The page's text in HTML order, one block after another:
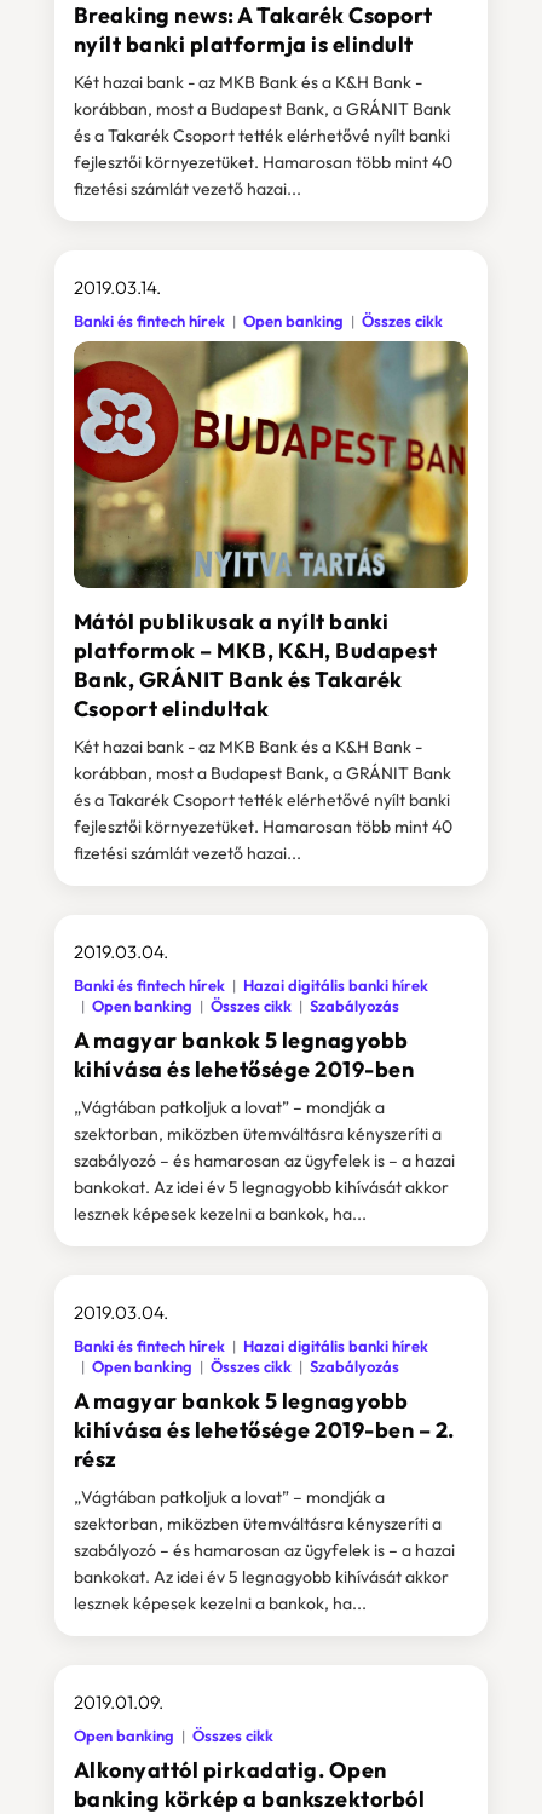
Breaking news: A Takarék Csoport
nyílt banki platformja is elindult
Két hazai bank - az MKB Bank és a K&H Bank -
korábban, most a Budapest Bank, a GRÁNIT Bank
és a Takarék Csoport tették elérhetővé nyílt banki
fejlesztői környezetüket. Hamarosan több mint 40
fizetési számlát vezető hazai...
Mától publikusak a nyílt banki
platformok – MKB, K&H, Budapest
Bank, GRÁNIT Bank és Takarék
Csoport elindultak
2019.03.14.
Banki és fintech hírek Open banking Összes cikk
Két hazai bank - az MKB Bank és a K&H Bank -
korábban, most a Budapest Bank, a GRÁNIT Bank
és a Takarék Csoport tették elérhetővé nyílt banki
fejlesztői környezetüket. Hamarosan több mint 40
fizetési számlát vezető hazai...
A magyar bankok 5 legnagyobb
kihívása és lehetősége 2019-ben
2019.03.04.
Banki és fintech hírek
Hazai digitális banki hírek
Open banking
Összes cikk Szabályozás
„Vágtában patkoljuk a lovat” – mondják a
szektorban, miközben ütemváltásra kényszeríti a
szabályozó – és hamarosan az ügyfelek is – a hazai
bankokat. Az idei év 5 legnagyobb kihívását akkor
lesznek képesek kezelni a bankok, ha...
A magyar bankok 5 legnagyobb
kihívása és lehetősége 2019-ben – 2.
rész
2019.03.04.
Banki és fintech hírek
Hazai digitális banki hírek
Open banking
Összes cikk Szabályozás
„Vágtában patkoljuk a lovat” – mondják a
szektorban, miközben ütemváltásra kényszeríti a
szabályozó – és hamarosan az ügyfelek is – a hazai
bankokat. Az idei év 5 legnagyobb kihívását akkor
lesznek képesek kezelni a bankok, ha...
Alkonyattól pirkadatig. Open
banking körkép a bankszektorból
2019.01.09.
Open banking Összes cikk